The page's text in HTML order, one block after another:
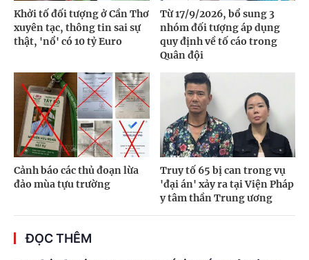
Khởi tố đối tượng ở Cần Thơ
xuyên tạc, thông tin sai sự
thật, 'nổ' có 10 tỷ Euro
Từ 17/9/2026, bổ sung 3
nhóm đối tượng áp dụng
quy định về tố cáo trong
Quân đội
Cảnh báo các thủ đoạn lừa
đảo mùa tựu trường
Truy tố 65 bị can trong vụ
'đại án' xảy ra tại Viện Pháp
y tâm thần Trung ương
ĐỌC THÊM